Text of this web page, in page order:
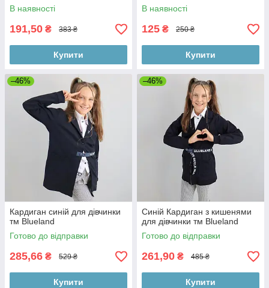
В наявності
191,50 ₴ 383 ₴
Купити
В наявності
125 ₴ 250 ₴
Купити
–46%
Кардиган синій для дівчинки
тм Blueland
Готово до відправки
285,66 ₴ 529 ₴
Купити
–46%
Синій Кардиган з кишенями
для дівчинки тм Blueland
Готово до відправки
261,90 ₴ 485 ₴
Купити